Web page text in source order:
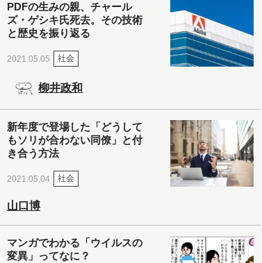
PDFの生みの親、チャール
ズ・ゲシキ氏死去。その技術
と歴史を振り返る
2021.05.05 社会
柳井政和
新年度で登場した「どうして
もソリが合わない同僚」と付
き合う方法
2021.05.04 社会
山口博
マンガでわかる「ウイルスの
変異」ってなに？